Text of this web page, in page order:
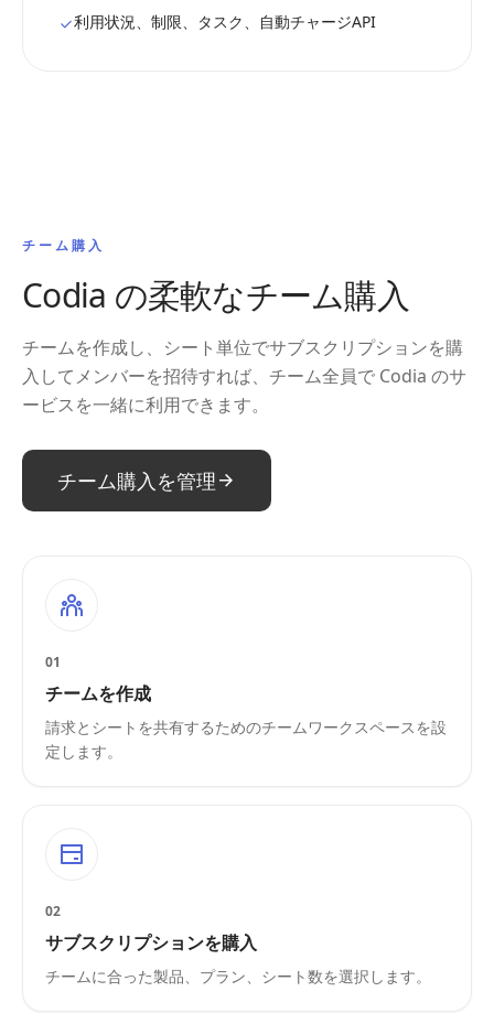
利用状況、制限、タスク、自動チャージAPI
チーム購入
Codia の柔軟なチーム購入
チームを作成し、シート単位でサブスクリプションを購
入してメンバーを招待すれば、チーム全員で Codia のサ
ービスを一緒に利用できます。
チーム購入を管理
01
チームを作成
請求とシートを共有するためのチームワークスペースを設
定します。
02
サブスクリプションを購入
チームに合った製品、プラン、シート数を選択します。